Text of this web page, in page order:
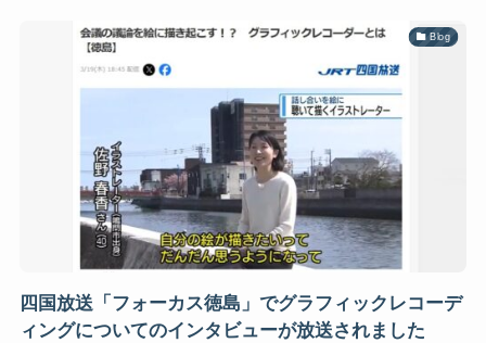
Blog
四国放送「フォーカス徳島」でグラフィックレコーデ
ィングについてのインタビューが放送されました